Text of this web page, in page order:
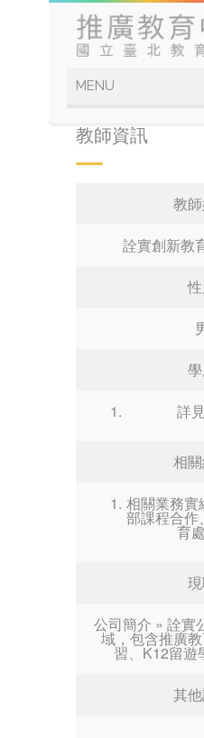
教師資訊
教
詮實創新教
詳
相
相關業務實
部課程合作
育
公司簡介 » 詮實
域，包含推廣
習、K12留遊
其